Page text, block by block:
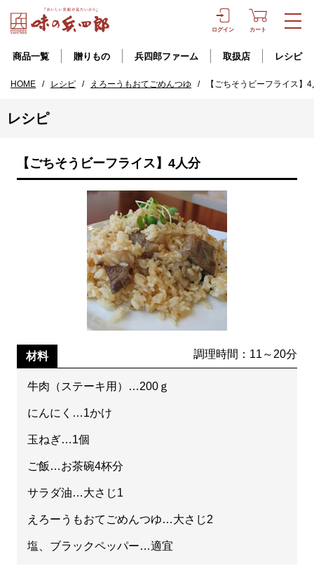
ログイン カート
商品一覧 贈りもの 兵四郎ファーム 取扱店 レシピ
HOME / レシピ / えろーうもおてごめんつゆ / 【ごちそうビーフライス】
レシピ
【ごちそうビーフライス】4人分
材料 調理時間：11～20分
牛肉（ステーキ用）…200ｇ
にんにく…1かけ
玉ねぎ…1個
ご飯…お茶碗4杯分
サラダ油…大さじ1
えろーうもおてごめんつゆ…大さじ2
塩、ブラックペッパー…適宜